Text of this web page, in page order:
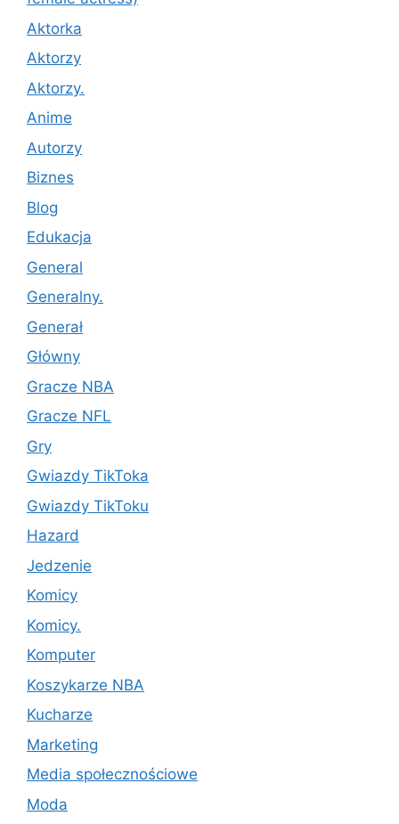
Aktorka
Aktorzy
Aktorzy.
Anime
Autorzy
Biznes
Blog
Edukacja
General
Generalny.
Generał
Główny
Gracze NBA
Gracze NFL
Gry
Gwiazdy TikToka
Gwiazdy TikToku
Hazard
Jedzenie
Komicy
Komicy.
Komputer
Koszykarze NBA
Kucharze
Marketing
Media społecznościowe
Moda